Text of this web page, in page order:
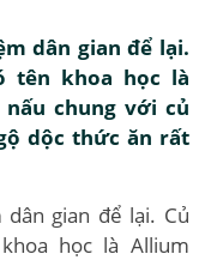
dân gian để lại.
tên khoa học là
chung với củ
dộc thức ăn rất
gian để lại. Củ
học là Allium